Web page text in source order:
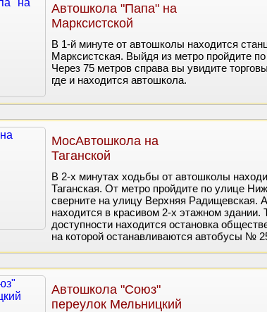
Автошкола "Папа" на
Марксистской
В 1-й минуте от автошколы находится
Марксистская. Выйдя из метро пройдите по
Через 75 метров справа вы увидите
где и находится автошкола.
МосАвтошкола на
Таганской
В 2-х минутах ходьбы от автошколы
Таганская. От метро пройдите по улице
сверните на улицу Верхняя Радищевская.
находится в красивом 2-х этажном здании.
доступности находится остановка
на которой останавливаются автобусы №
Автошкола "Союз"
переулок Мельницкий